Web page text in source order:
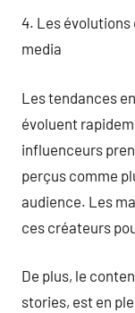
4. Les évolutions
media
Les tendances
évoluent
influenceurs
perçus comme
audience. Les
ces créateurs
De plus, le
stories, est en